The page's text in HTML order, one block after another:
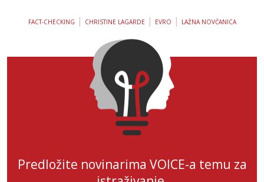
FACT-CHECKING | CHRISTINE LAGARDE | EVRO | LAŽNA NOVČANICA
Predložite novinarima VOICE-a temu za